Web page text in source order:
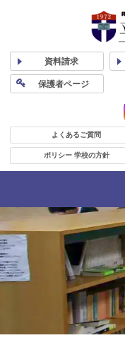
資料請求
保護者ページ
よくあるご質問
ポリシー 学校の方針